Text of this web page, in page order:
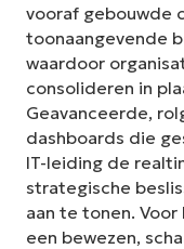
vooraf gebouwde
toonaangevende
waardoor
consolideren in
Geavanceerde,
dashboards die
IT-leiding de
strategische
aan te tonen.
een bewezen,